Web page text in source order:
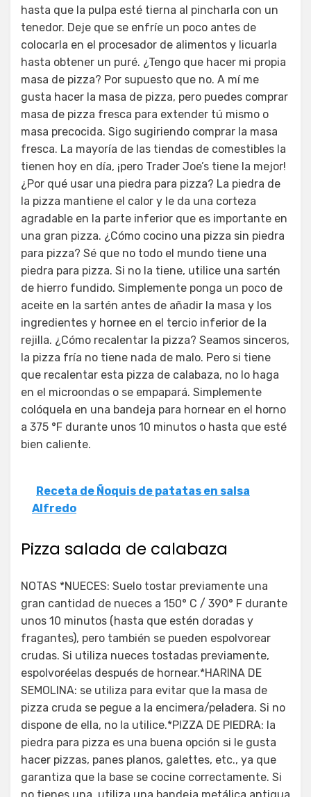
hasta que la pulpa esté tierna al pincharla con un
tenedor. Deje que se enfríe un poco antes de
colocarla en el procesador de alimentos y licuarla
hasta obtener un puré. ¿Tengo que hacer mi propia
masa de pizza? Por supuesto que no. A mí me
gusta hacer la masa de pizza, pero puedes comprar
masa de pizza fresca para extender tú mismo o
masa precocida. Sigo sugiriendo comprar la masa
fresca. La mayoría de las tiendas de comestibles la
tienen hoy en día, ¡pero Trader Joe’s tiene la mejor!
¿Por qué usar una piedra para pizza? La piedra de
la pizza mantiene el calor y le da una corteza
agradable en la parte inferior que es importante en
una gran pizza. ¿Cómo cocino una pizza sin piedra
para pizza? Sé que no todo el mundo tiene una
piedra para pizza. Si no la tiene, utilice una sartén
de hierro fundido. Simplemente ponga un poco de
aceite en la sartén antes de añadir la masa y los
ingredientes y hornee en el tercio inferior de la
rejilla. ¿Cómo recalentar la pizza? Seamos sinceros,
la pizza fría no tiene nada de malo. Pero si tiene
que recalentar esta pizza de calabaza, no lo haga
en el microondas o se empapará. Simplemente
colóquela en una bandeja para hornear en el horno
a 375 °F durante unos 10 minutos o hasta que esté
bien caliente.
Receta de Ñoquis de patatas en salsa
Alfredo
Pizza salada de calabaza
NOTAS *NUECES: Suelo tostar previamente una
gran cantidad de nueces a 150° C / 390° F durante
unos 10 minutos (hasta que estén doradas y
fragantes), pero también se pueden espolvorear
crudas. Si utiliza nueces tostadas previamente,
espolvoréelas después de hornear.*HARINA DE
SEMOLINA: se utiliza para evitar que la masa de
pizza cruda se pegue a la encimera/peladera. Si no
dispone de ella, no la utilice.*PIZZA DE PIEDRA: la
piedra para pizza es una buena opción si le gusta
hacer pizzas, panes planos, galettes, etc., ya que
garantiza que la base se cocine correctamente. Si